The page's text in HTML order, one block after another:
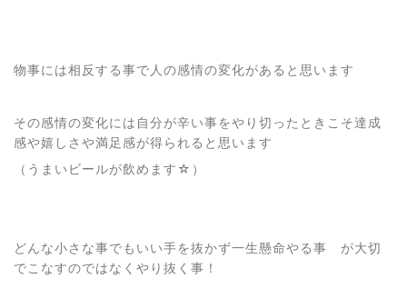
物事には相反する事で人の感情の変化があると思います
その感情の変化には自分が辛い事をやり切ったときこそ達成
感や嬉しさや満足感が得られると思います
（うまいビールが飲めます☆）
どんな小さな事でもいい手を抜かず一生懸命やる事 が大切
でこなすのではなくやり抜く事！